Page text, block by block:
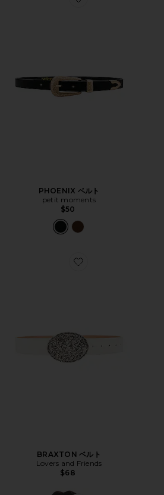
Favorite PHOENIX ベルト
PHOENIX ベルト
petit moments
$50
Favorite BRAXTON ベルト
BRAXTON ベルト
Lovers and Friends
$68